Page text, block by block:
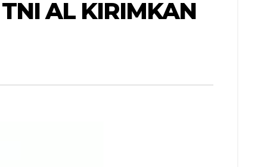
AL KIRIMKAN